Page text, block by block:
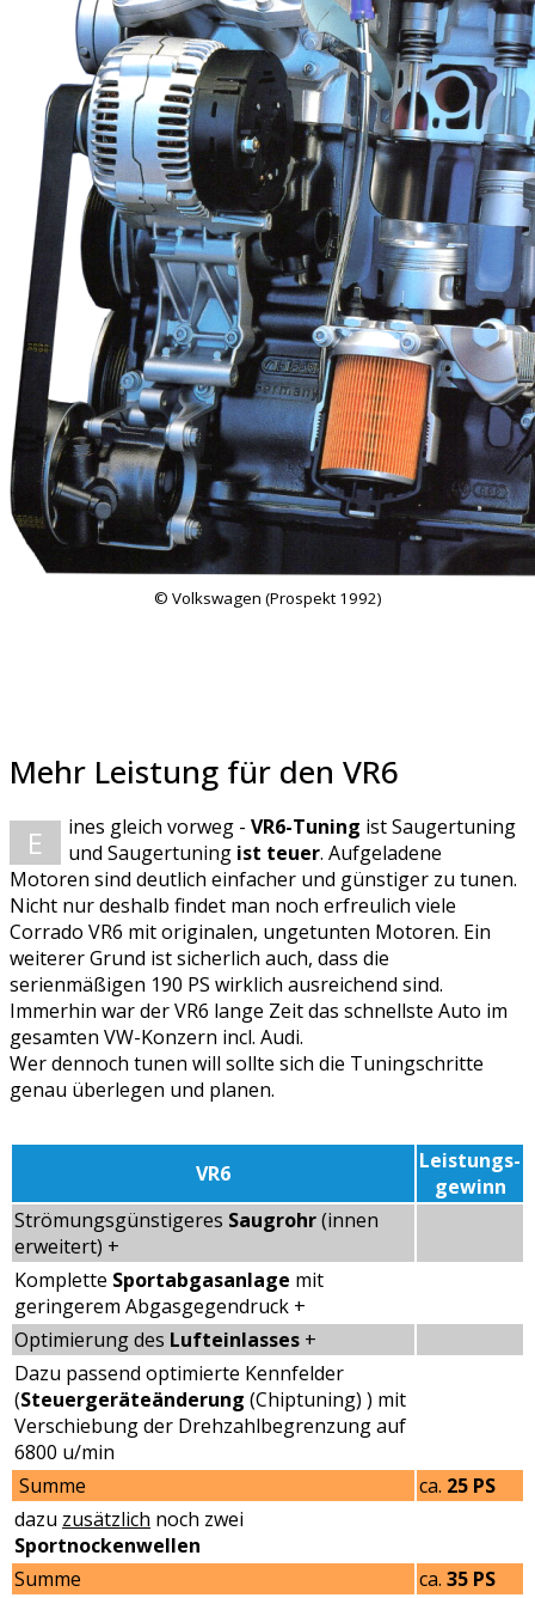
© Volkswagen (Prospekt 1992)
Mehr Leistung für den VR6
E ines gleich vorweg - VR6-Tuning ist Saugertuning
und Saugertuning ist teuer. Aufgeladene
Motoren sind deutlich einfacher und günstiger zu tunen.
Nicht nur deshalb findet man noch erfreulich viele
Corrado VR6 mit originalen, ungetunten Motoren. Ein
weiterer Grund ist sicherlich auch, dass die
serienmäßigen 190 PS wirklich ausreichend sind.
Immerhin war der VR6 lange Zeit das schnellste Auto im
gesamten VW-Konzern incl. Audi.
Wer dennoch tunen will sollte sich die Tuningschritte
genau überlegen und planen.
VR6
Leistungs-
gewinn
Strömungsgünstigeres Saugrohr(innen
erweitert) +
Komplette Sportabgasanlage mit
geringerem Abgasgegendruck +
Optimierung des Lufteinlasses +
Dazu passend optimierte Kennfelder
(Steuergeräteänderung (Chiptuning) ) mit
Verschiebung der Drehzahlbegrenzung auf
6800 u/min
Summe
ca. 25 PS
dazu zusätzlich noch zwei
Sportnockenwellen
Summe
ca. 35 PS